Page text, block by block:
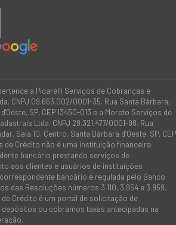
a Picarelli Serviços de Cobranças e
CNPJ 09.663.002/0001-35. Rua Santa Bárbara,
SP, CEP 13450-013 e a Moreto Serviços de
Ltda. CNPJ 28.321.477/0001-98. Rua
Sala 10, Centro, Santa Bárbara d’Oeste, SP, CEP
de Crédito não é uma instituição financeira:
bancário prestando serviços de
aos clientes e usuários de instituições
bancário é regulada pelo Banco
das Resoluções números 3.110, 3.954 e 3.959.
Crédito é um portal de solicitação de
ou cobramos taxas antecipadas na